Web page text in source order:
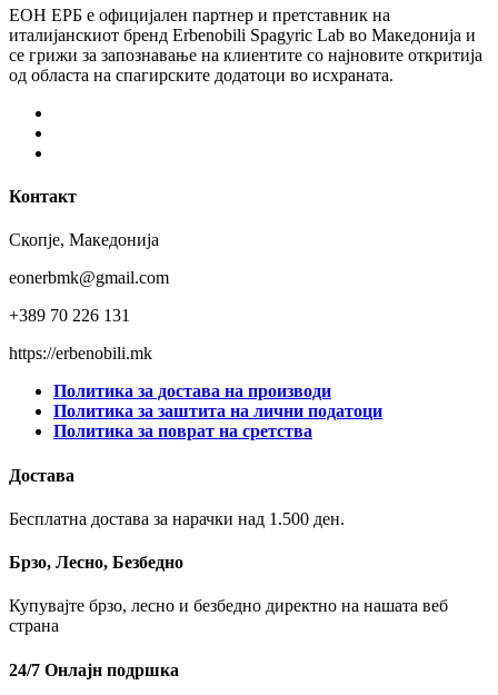
ЕОН ЕРБ е официјален партнер и претставник на
италијанскиот бренд Erbenobili Spagyric Lab во Македонија и
се грижи за запознавање на клиентите со најновите откритија
од областа на спагирските додатоци во исхраната.
Контакт
Скопје, Македонија
eonerbmk@gmail.com
+389 70 226 131
https://erbenobili.mk
Политика за достава на производи
Политика за заштита на лични податоци
Политика за поврат на сретства
Достава
Бесплатна достава за нарачки над 1.500 ден.
Брзо, Лесно, Безбедно
Купувајте брзо, лесно и безбедно директно на нашата веб
страна
24/7 Онлајн подршка